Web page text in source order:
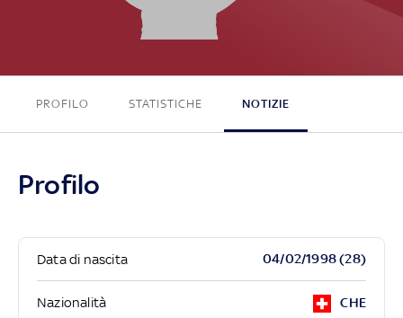
Eray Cömert
PROFILO STATISTICHE NOTIZIE
Profilo
Data di nascita 04/02/1998 (28)
Nazionalità CHE